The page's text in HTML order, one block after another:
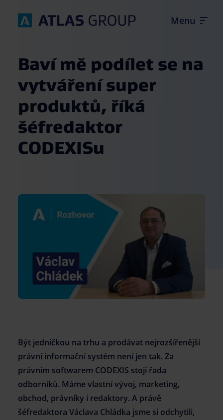
Úvod
Firemní kultura
Produkty
Volné pozice
kariera@atlasgroup.cz
+420 737 208 446
Baví mě podílet se na
vytváření super
produktů, říká
šéfredaktor
CODEXISu
Být jedničkou na trhu a prodávat nejrozšířenější
právní informační systém není jen tak. Za
právním softwarem CODEXIS stojí řada
odborníků. Máme vlastní vývoj, marketing,
obchod, právníky i redaktory. A právě
šéfredaktora Václava Chládka jsme si odchytili,